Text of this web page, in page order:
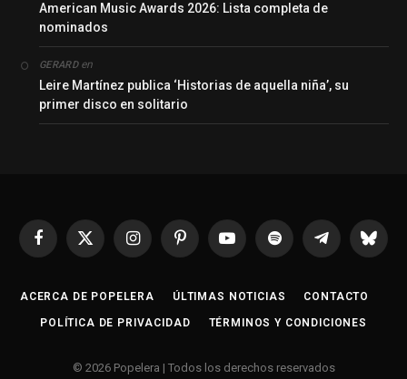
American Music Awards 2026: Lista completa de
nominados
GERARDen
Leire Martínez publica ‘Historias de aquella niña’, su
primer disco en solitario
Facebook
X
InstagramPinterestYouTubeSpotify Telegrama
ACERCA DE POPELERA ÚLTIMAS NOTICIAS CONTACTO
POLÍTICA DE PRIVACIDAD TÉRMINOS Y CONDICIONES
© 2026 Popelera | Todos los derechos reservados